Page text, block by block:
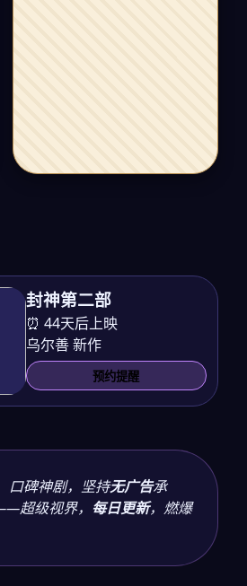
封神第二部
⏰ 44天后上映
乌尔善 新作
预约提醒
口碑神剧，坚持无广告承
超级视界， 每日更新，燃爆